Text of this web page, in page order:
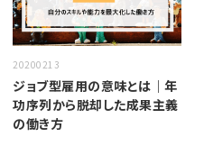
20200213
ジョブ型雇用の意味とは｜年
功序列から脱却した成果主義
の働き方